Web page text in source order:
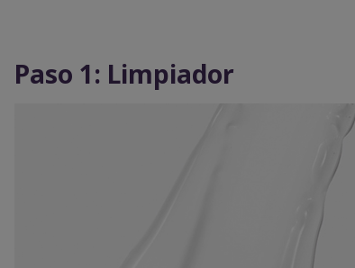
Paso 1: Limpiador